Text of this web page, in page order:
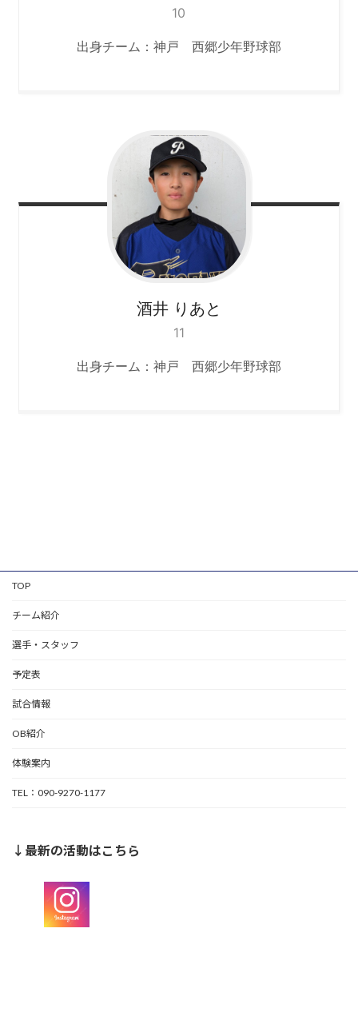
10
出身チーム：神戸 西郷少年野球部
酒井 りあと
11
出身チーム：神戸 西郷少年野球部
TOP
チーム紹介
選手・スタッフ
予定表
試合情報
OB紹介
体験案内
TEL：090-9270-1177
↓最新の活動はこちら